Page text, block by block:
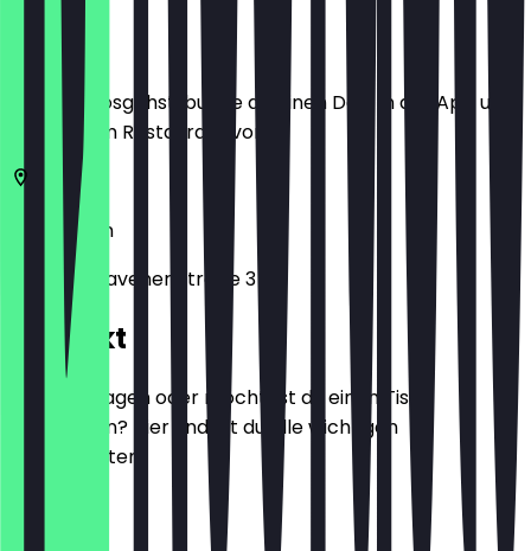
Bevor du losgehst, buche dir einen Deal in der App und
zeige ihn im Restaurant vor.
Berlin
Wilhelmshavener Straße 3
Kontakt
Hast du Fragen oder möchtest du einen Tisch
reservieren? Hier findest du alle wichtigen
Kontaktdaten.